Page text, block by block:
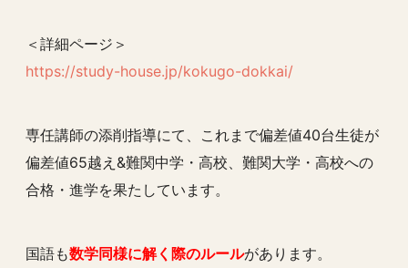
＜詳細ページ＞
https://study-house.jp/kokugo-dokkai/
専任講師の添削指導にて、これまで偏差値40台生徒が
偏差値65越え&難関中学・高校、難関大学・高校への
合格・進学を果たしています。
国語も数学同様に解く際のルールがあります。